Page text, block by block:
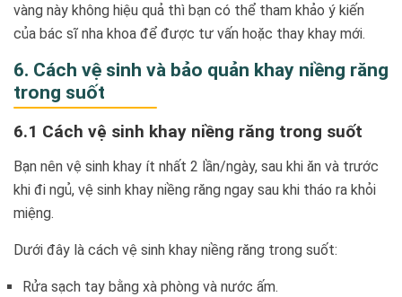
vàng này không hiệu quả thì bạn có thể tham khảo ý kiến
của bác sĩ nha khoa để được tư vấn hoặc thay khay mới.
6. Cách vệ sinh và bảo quản khay niềng răng
trong suốt
6.1 Cách vệ sinh khay niềng răng trong suốt
Bạn nên vệ sinh khay ít nhất 2 lần/ngày, sau khi ăn và trước
khi đi ngủ, vệ sinh khay niềng răng ngay sau khi tháo ra khỏi
miệng.
Dưới đây là cách vệ sinh khay niềng răng trong suốt:
Rửa sạch tay bằng xà phòng và nước ấm.